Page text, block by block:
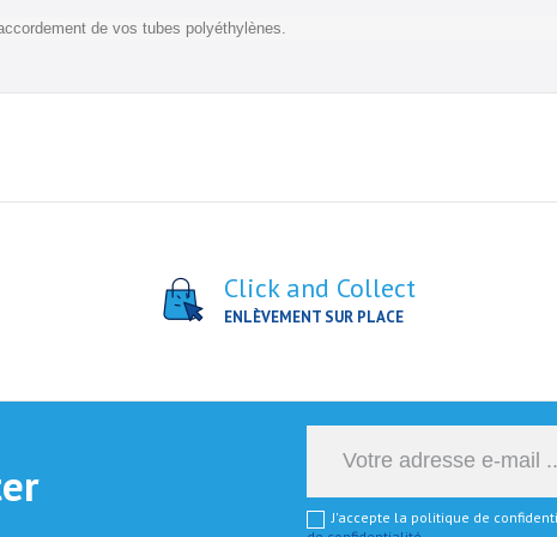
de vos tubes polyéthylènes.
Click and Collect
ENLÈVEMENT SUR PLACE
J'accepte la politique de